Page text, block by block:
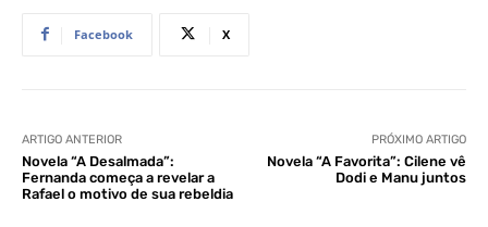
Facebook X
ARTIGO ANTERIOR
Novela “A Desalmada”:
Fernanda começa a revelar a
Rafael o motivo de sua rebeldia
PRÓXIMO ARTIGO
Novela “A Favorita”: Cilene vê
Dodi e Manu juntos